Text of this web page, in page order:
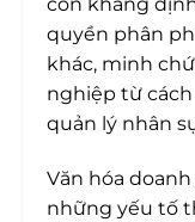
còn khẳng
quyền phân
khác, minh
nghiệp từ
quản lý nhân
Văn hóa
những yếu tố